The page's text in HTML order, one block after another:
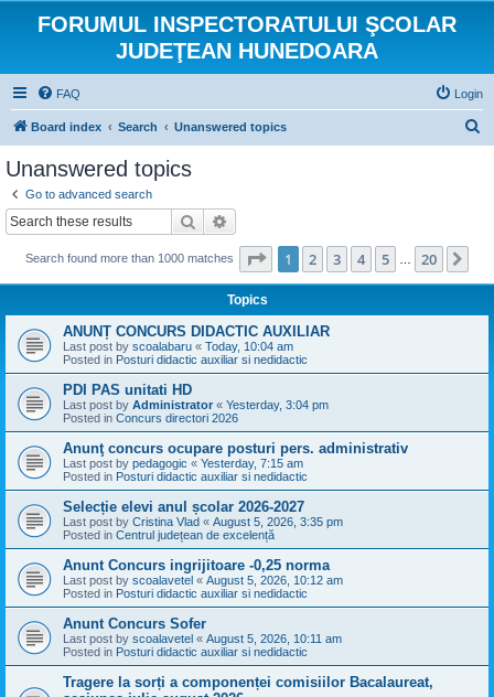
FORUMUL INSPECTORATULUI ŞCOLAR
JUDEŢEAN HUNEDOARA
FAQ Login
Board index Search Unanswered topics
Unanswered topics
Go to advanced search
Search
Search found more than 1000 matches Page 1of 20
1 2 3 4 5 20
Topics
ANUNȚ CONCURS DIDACTIC AUXILIAR
Last post by scoalabaru « Today, 10:04 am
Posted in Posturi didactic auxiliar si nedidactic
PDI PAS unitati HD
Last post by Administrator « Yesterday, 3:04 pm
Posted in Concurs directori 2026
Anunţ concurs ocupare posturi pers. administrativ
Last post by pedagogic « Yesterday, 7:15 am
Posted in Posturi didactic auxiliar si nedidactic
Selecție elevi anul școlar 2026-2027
Last post by Cristina Vlad « August 5, 2026, 3:35 pm
Posted in Centrul județean de excelență
Anunt Concurs ingrijitoare -0,25 norma
Last post by scoalavetel « August 5, 2026, 10:12 am
Posted in Posturi didactic auxiliar si nedidactic
Anunt Concurs Sofer
Last post by scoalavetel « August 5, 2026, 10:11 am
Posted in Posturi didactic auxiliar si nedidactic
Tragere la sorți a componenței comisiilor Bacalaureat,